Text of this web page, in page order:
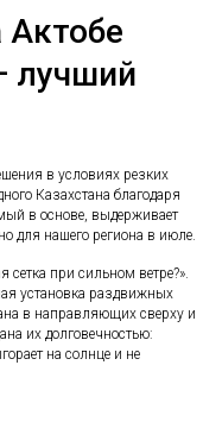
лучший
в условиях резких
Казахстана благодаря
в основе, выдерживает
для нашего региона в июле.
при сильном ветре?».
установка раздвижных
в направляющих сверху и
их долговечностью:
на солнце и не